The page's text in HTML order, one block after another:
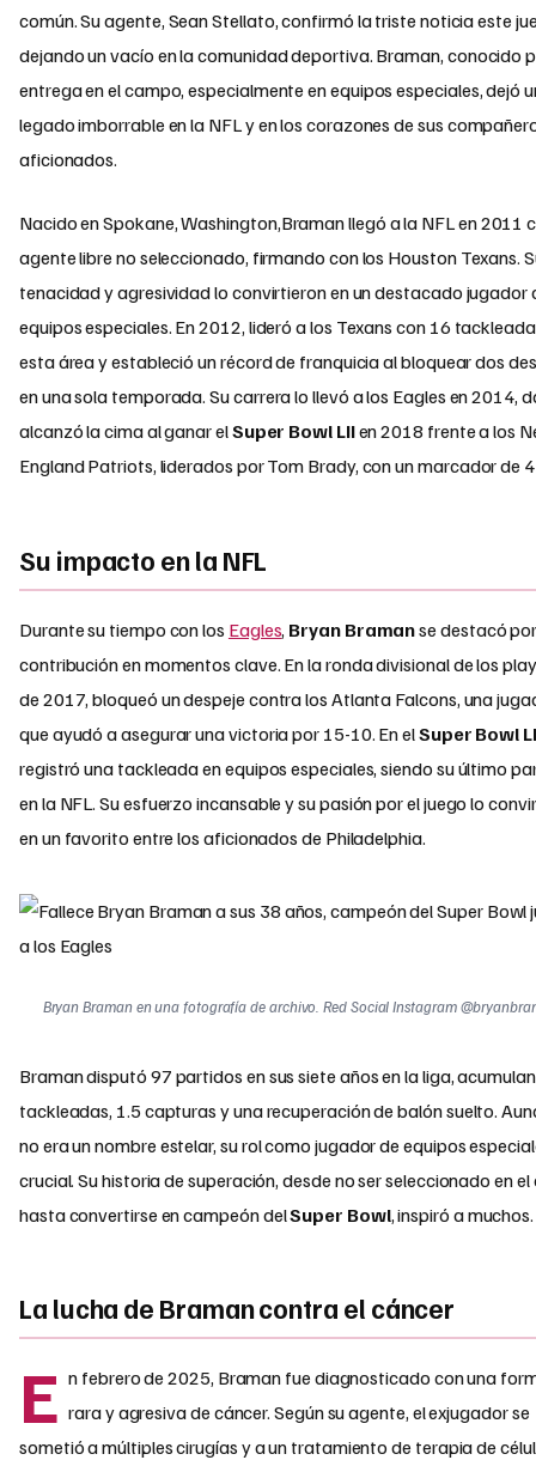
común. Su agente, Sean Stellato, confirmó la triste noticia este
dejando un vacío en la comunidad deportiva. Braman, conocido
entrega en el campo, especialmente en equipos especiales, dejó
legado imborrable en la NFL y en los corazones de sus
aficionados.
Nacido en Spokane, Washington,Braman llegó a la NFL en 2011
agente libre no seleccionado, firmando con los Houston Texans.
tenacidad y agresividad lo convirtieron en un destacado jugador
equipos especiales. En 2012, lideró a los Texans con 16
esta área y estableció un récord de franquicia al bloquear dos
en una sola temporada. Su carrera lo llevó a los Eagles en 2014,
alcanzó la cima al ganar elSuper Bowl LIIen 2018 frente a los
England Patriots, liderados por Tom Brady, con un marcador de
Su impacto en la NFL
Durante su tiempo con los Eagles, Bryan Bramanse destacó
contribución en momentos clave. En la ronda divisional de los
de 2017, bloqueó un despeje contra los Atlanta Falcons, una
que ayudó a asegurar una victoria por 15-10. En elSuper Bowl
registró una tackleada en equipos especiales, siendo su último
en la NFL. Su esfuerzo incansable y su pasión por el juego lo
en un favorito entre los aficionados de Philadelphia.
Bryan Braman en una fotografía de archivo. Red Social Instagram
Braman disputó 97 partidos en sus siete años en la liga,
tackleadas, 1.5 capturas y una recuperación de balón suelto.
no era un nombre estelar, su rol como jugador de equipos
crucial. Su historia de superación, desde no ser seleccionado en
hasta convertirse en campeón delSuper Bowl, inspiró a muchos.
La lucha de Braman contra el cáncer
E n febrero de 2025, Braman fue diagnosticado con una
rara y agresiva de cáncer. Según su agente, el exjugador se
sometió a múltiples cirugías y a un tratamiento de terapia de